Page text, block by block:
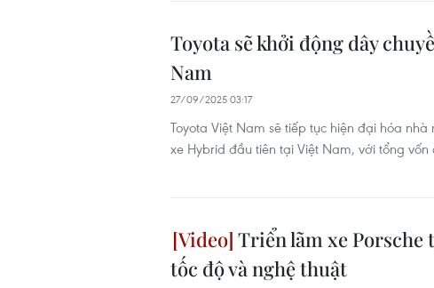
Toyota sẽ khởi động dây
Nam
27/09/2025 03:17
Toyota Việt Nam sẽ tiếp tục hiện đại hóa
xe Hybrid đầu tiên tại Việt Nam, với tổng
Triển lãm xe Porsche
tốc độ và nghệ thuật